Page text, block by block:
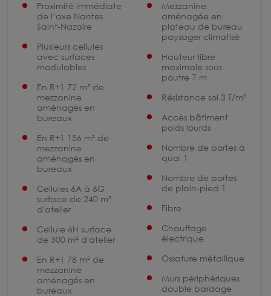
Proximité immédiate
de l’axe Nantes
Saint-Nazaire
Plusieurs cellules
avec surfaces
modulables
En R+1 72 m² de
mezzanine
aménagés en
bureaux
En R+1 156 m² de
mezzanine
aménagés en
bureaux
Cellules 6A à 6G
surface de 240 m²
d'atelier
Cellule 6H surface
de 300 m² d'atelier
En R+1 78 m² de
mezzanine
aménagés en
bureaux
Mezzanine
aménagée en
plateau de bureau
paysager climatisé
Hauteur libre
maximale sous
poutre 7 m
Résistance sol 3 T/m²
Accès bâtiment
poids lourds
Nombre de portes à
quai 1
Nombre de portes
de plain-pied 1
Fibre
Chauffage
électrique
Ossature métallique
Murs périphériques
double bardage